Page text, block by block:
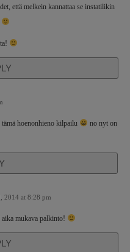
että melkein kannattaa se instatilikin
hoenonhieno kilpailu
no nyt on
2014 at 8:28 pm
mukava palkinto!